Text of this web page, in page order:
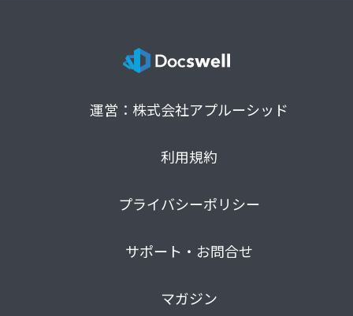
運営：株式会社アプルーシッド
利用規約
プライバシーポリシー
サポート・お問合せ
マガジン